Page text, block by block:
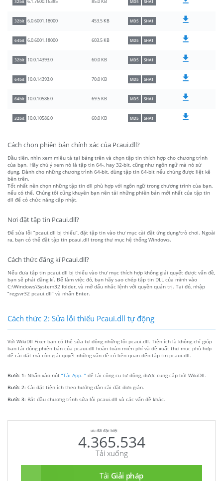
32bit 6.1.7600.16385 85.0 KB MD5 SHA1
32bit 6.0.6001.18000 453.5 KB MD5 SHA1
64bit 6.0.6001.18000 603.5 KB MD5 SHA1
32bit 10.0.14393.0 60.0 KB MD5 SHA1
64bit 10.0.14393.0 70.0 KB MD5 SHA1
64bit 10.0.10586.0 69.5 KB MD5 SHA1
32bit 10.0.10586.0 60.0 KB MD5 SHA1
Cách chọn phiên bản chính xác của Pcaui.dll?
Đầu tiên, nhìn xem miêu tả tại bảng trên và chọn tập tin thích hợp cho chương trình
của bạn. Hãy chú ý xem nó là tập tin 64-, hay 32-bit, cũng như ngôn ngữ mà nó sử
dụng. Dành cho những chương trình 64-bit, dùng tập tin 64-bit nếu chúng được liệt kê
bên trên.
Tốt nhất nên chọn những tập tin dll phù hợp với ngôn ngữ trong chương trình của bạn,
nếu có thể. Chúng tôi cũng khuyên bạn nên tải những phiên bản mới nhất của tập tin
dll để có chức năng cập nhật.
Nơi đặt tập tin Pcaui.dll?
Để sửa lỗi “pcaui.dll bị thiếu”, đặt tập tin vào thư mục cài đặt ứng dụng/trò chơi. Ngoài
ra, bạn có thể đặt tập tin pcaui.dll trong thư mục hệ thống Windows.
Cách thức đăng kí Pcaui.dll?
Nếu đưa tập tin pcaui.dll bị thiếu vào thư mục thích hợp không giải quyết được vấn đề,
bạn sẽ phải đăng kí. Để làm việc đó, bạn hãy sao chép tập tin DLL của mình vào
C:\Windows\System32 folder, và mở dấu nhắc lệnh với quyền quản trị. Tại đó, nhập
“regsvr32 pcaui.dll” và nhấn Enter.
Cách thức 2: Sửa lỗi thiếu Pcaui.dll tự động
Với WikiDll Fixer bạn có thể sửa tự động những lỗi pcaui.dll. Tiện ích là không chỉ giúp
bạn tải đúng phiên bản của pcaui.dll hoàn toàn miễn phí và đề xuất thư mục phù hợp
để cài đặt mà còn giải quyết những vấn đề có liên quan đến tập tin pcaui.dll.
Bước 1: Nhấn vào nút “Tải App. ” để tải công cụ tự động, được cung cấp bởi WikiDll.
Bước 2: Cài đặt tiện ích theo hướng dẫn cài đặt đơn giản.
Bước 3: Bắt đầu chương trình sửa lỗi pcaui.dll và các vấn đề khác.
ưu đãi đặc biệt
4.365.534
Tải xuống
Tải Giải pháp